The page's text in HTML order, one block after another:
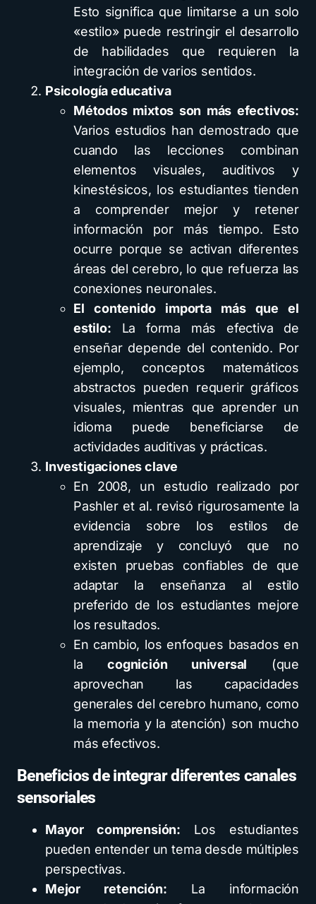
Esto significa que limitarse a un solo
«estilo» puede restringir el desarrollo
de habilidades que requieren la
integración de varios sentidos.
Psicología educativa
Métodos mixtos son más efectivos:
Varios estudios han demostrado que
cuando las lecciones combinan
elementos visuales, auditivos y
kinestésicos, los estudiantes tienden
a comprender mejor y retener
información por más tiempo. Esto
ocurre porque se activan diferentes
áreas del cerebro, lo que refuerza las
conexiones neuronales.
El contenido importa más que el
estilo: La forma más efectiva de
enseñar depende del contenido. Por
ejemplo, conceptos matemáticos
abstractos pueden requerir gráficos
visuales, mientras que aprender un
idioma puede beneficiarse de
actividades auditivas y prácticas.
Investigaciones clave
En 2008, un estudio realizado por
Pashler et al. revisó rigurosamente la
evidencia sobre los estilos de
aprendizaje y concluyó que no
existen pruebas confiables de que
adaptar la enseñanza al estilo
preferido de los estudiantes mejore
los resultados.
En cambio, los enfoques basados en
lacognición universal (que
aprovechan las capacidades
generales del cerebro humano, como
la memoria y la atención) son mucho
más efectivos.
Beneficios de integrar diferentes canales
sensoriales
Mayor comprensión: Los estudiantes
pueden entender un tema desde múltiples
perspectivas.
Mejor retención: La información